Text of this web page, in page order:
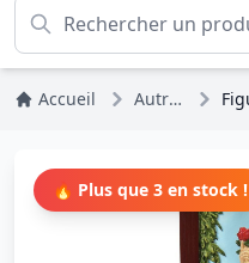
Accueil Autres Disney
🔥 Plus que 3 en stock !